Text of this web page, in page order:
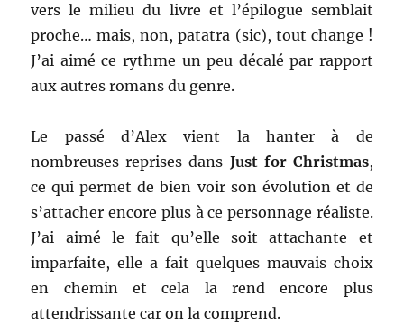
vers le milieu du livre et l’épilogue semblait
proche… mais, non, patatra (sic), tout change !
J’ai aimé ce rythme un peu décalé par rapport
aux autres romans du genre.
Le passé d’Alex vient la hanter à de
nombreuses reprises dans Just for Christmas,
ce qui permet de bien voir son évolution et de
s’attacher encore plus à ce personnage réaliste.
J’ai aimé le fait qu’elle soit attachante et
imparfaite, elle a fait quelques mauvais choix
en chemin et cela la rend encore plus
attendrissante car on la comprend.